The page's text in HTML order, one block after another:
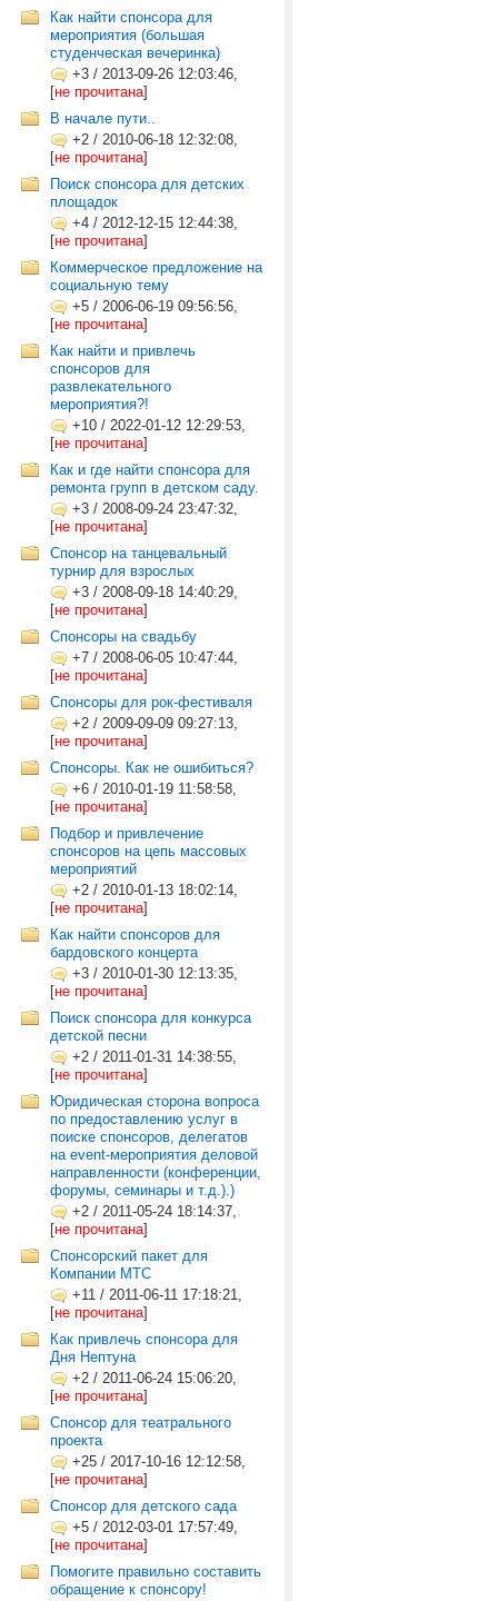
Как найти спонсора для
мероприятия (большая
студенческая вечеринка)
+3 / 2013-09-26 12:03:46,
[не прочитана]
В начале пути..
+2 / 2010-06-18 12:32:08,
[не прочитана]
Поиск спонсора для детских
площадок
+4 / 2012-12-15 12:44:38,
[не прочитана]
Коммерческое предложение на
социальную тему
+5 / 2006-06-19 09:56:56,
[не прочитана]
Как найти и привлечь
спонсоров для
развлекательного
мероприятия?!
+10 / 2022-01-12 12:29:53,
[не прочитана]
Как и где найти спонсора для
ремонта групп в детском саду.
+3 / 2008-09-24 23:47:32,
[не прочитана]
Спонсор на танцевальный
турнир для взрослых
+3 / 2008-09-18 14:40:29,
[не прочитана]
Спонсоры на свадьбу
+7 / 2008-06-05 10:47:44,
[не прочитана]
Спонсоры для рок-фестиваля
+2 / 2009-09-09 09:27:13,
[не прочитана]
Спонсоры. Как не ошибиться?
+6 / 2010-01-19 11:58:58,
[не прочитана]
Подбор и привлечение
спонсоров на цепь массовых
мероприятий
+2 / 2010-01-13 18:02:14,
[не прочитана]
Как найти спонсоров для
бардовского концерта
+3 / 2010-01-30 12:13:35,
[не прочитана]
Поиск спонсора для конкурса
детской песни
+2 / 2011-01-31 14:38:55,
[не прочитана]
Юридическая сторона вопроса
по предоставлению услуг в
поиске спонсоров, делегатов
на event-мероприятия деловой
направленности (конференции,
форумы, семинары и т.д.).)
+2 / 2011-05-24 18:14:37,
[не прочитана]
Спонсорский пакет для
Компании МТС
+11 / 2011-06-11 17:18:21,
[не прочитана]
Как привлечь спонсора для
Дня Нептуна
+2 / 2011-06-24 15:06:20,
[не прочитана]
Спонсор для театрального
проекта
+25 / 2017-10-16 12:12:58,
[не прочитана]
Спонсор для детского сада
+5 / 2012-03-01 17:57:49,
[не прочитана]
Помогите правильно составить
обращение к спонсору!